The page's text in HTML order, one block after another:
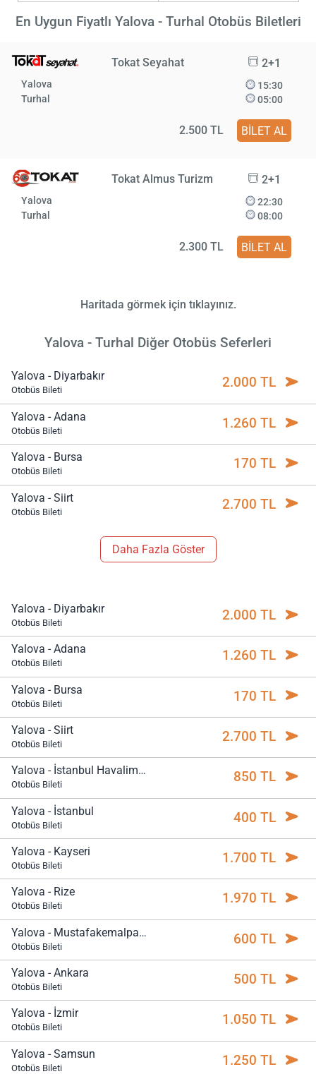
En Uygun Fiyatlı Yalova - Turhal Otobüs Biletleri
Tokat Seyahat 2+1
Yalova
Turhal
15:30
05:00
2.500 TL BİLET AL
Tokat Almus Turizm 2+1
Yalova
Turhal
22:30
08:00
2.300 TL BİLET AL
Haritada görmek için tıklayınız.
Yalova - Turhal Diğer Otobüs Seferleri
Yalova - Diyarbakır
Otobüs Bileti 2.000 TL
Yalova - Adana
Otobüs Bileti 1.260 TL
Yalova - Bursa
Otobüs Bileti 170 TL
Yalova - Siirt
Otobüs Bileti 2.700 TL
Daha Fazla Göster
Yalova - Diyarbakır
Otobüs Bileti 2.000 TL
Yalova - Adana
Otobüs Bileti 1.260 TL
Yalova - Bursa
Otobüs Bileti 170 TL
Yalova - Siirt
Otobüs Bileti 2.700 TL
Yalova - İstanbul Havalimanı
Otobüs Bileti 850 TL
Yalova - İstanbul
Otobüs Bileti 400 TL
Yalova - Kayseri
Otobüs Bileti 1.700 TL
Yalova - Rize
Otobüs Bileti 1.970 TL
Yalova - Mustafakemalpaşa
Otobüs Bileti 600 TL
Yalova - Ankara
Otobüs Bileti 500 TL
Yalova - İzmir
Otobüs Bileti 1.050 TL
Yalova - Samsun
Otobüs Bileti 1.250 TL